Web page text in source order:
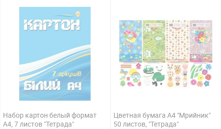
Набор картон белый формат
А4, 7 листов "Тетрада"
Цветная бумага А4 "Мрийник"
50 листов, "Тетрада"